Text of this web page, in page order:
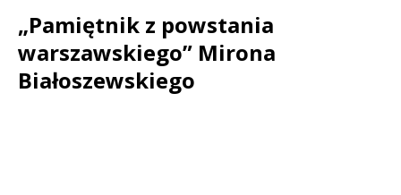
„Pamiętnik z powstania
warszawskiego” Mirona
Białoszewskiego